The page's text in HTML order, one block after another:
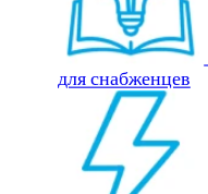
для снабженцев